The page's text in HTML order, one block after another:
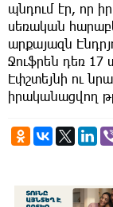
պնդում էր, որ
սեռական
արքայազն
Ջուֆրեն դեռ 17
Էփշտեյնի ու
իրականացվող